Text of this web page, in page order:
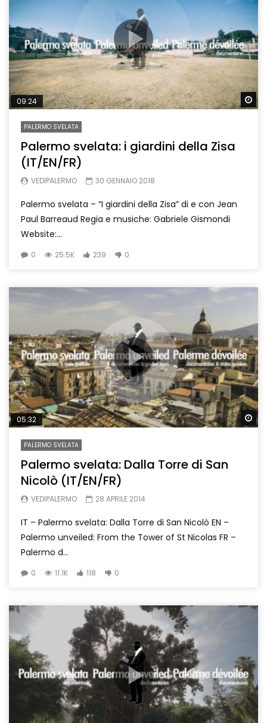
09:24
PALERMO SVELATA
Palermo svelata: i giardini della Zisa
(IT/EN/FR)
VEDIPALERMO 30 GENNAIO 2018
Palermo svelata – “I giardini della Zisa” di e con Jean
Paul Barreaud Regia e musiche: Gabriele Gismondi
Website:...
0 25.5K 239 0
05:32
PALERMO SVELATA
Palermo svelata: Dalla Torre di San
Nicolò (IT/EN/FR)
VEDIPALERMO 28 APRILE 2014
IT – Palermo svelata: Dalla Torre di San Nicolò EN –
Palermo unveiled: From the Tower of St Nicolas FR –
Palermo d...
0 11.1K 118 0